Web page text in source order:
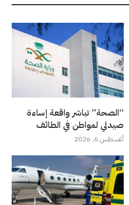
“الصحة” تباشر واقعة إساءة
صيدلي لمواطن في الطائف
أغسطس 6, 2026